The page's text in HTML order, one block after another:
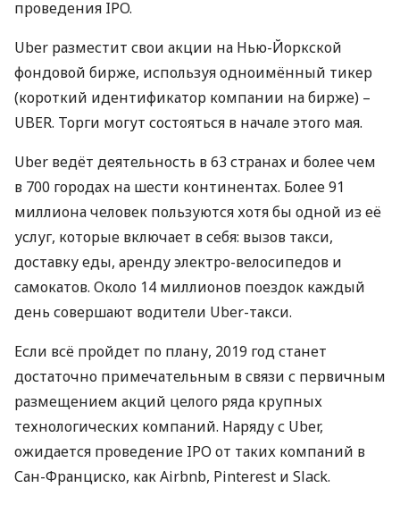
проведения IPO.
Uber разместит свои акции на Нью-Йоркской
фондовой бирже, используя одноимённый тикер
(короткий идентификатор компании на бирже) –
UBER. Торги могут состояться в начале этого мая.
Uber ведёт деятельность в 63 странах и более чем
в 700 городах на шести континентах. Более 91
миллиона человек пользуются хотя бы одной из её
услуг, которые включает в себя: вызов такси,
доставку еды, аренду электро-велосипедов и
самокатов. Около 14 миллионов поездок каждый
день совершают водители Uber-такси.
Если всё пройдет по плану, 2019 год станет
достаточно примечательным в связи с первичным
размещением акций целого ряда крупных
технологических компаний. Наряду с Uber,
ожидается проведение IPO от таких компаний в
Сан-Франциско, как Airbnb, Pinterest и Slack.